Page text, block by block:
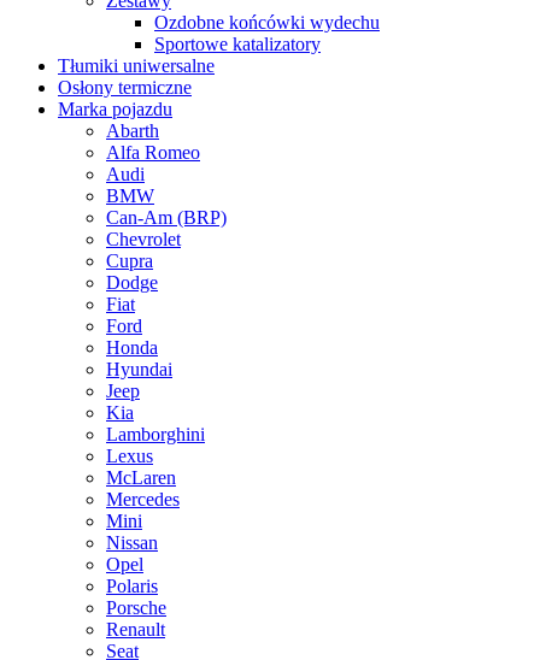
Ozdobne końcówki wydechu
Sportowe katalizatory
Tłumiki uniwersalne
Osłony termiczne
Marka pojazdu
Abarth
Alfa Romeo
Audi
BMW
Can-Am (BRP)
Chevrolet
Cupra
Dodge
Fiat
Ford
Honda
Hyundai
Jeep
Kia
Lamborghini
Lexus
McLaren
Mercedes
Mini
Nissan
Opel
Polaris
Porsche
Renault
Seat